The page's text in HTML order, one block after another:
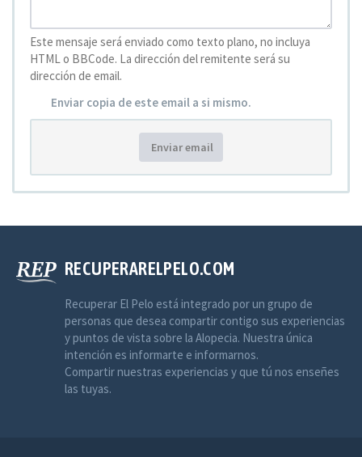
Este mensaje será enviado como texto plano, no incluya
HTML o BBCode. La dirección del remitente será su
dirección de email.
Enviar copia de este email a si mismo.
Enviar email
RECUPERARELPELO.COM
Recuperar El Pelo está integrado por un grupo de
personas que desea compartir contigo sus experiencias
y puntos de vista sobre la Alopecia. Nuestra única
intención es informarte e informarnos.
Compartir nuestras experiencias y que tú nos enseñes
las tuyas.